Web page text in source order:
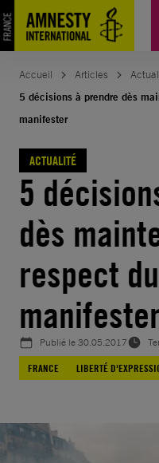
Aller
au
contenu
Accueil Articles
5 décisions à prendre dès
manifester
ACTUALITÉ
5
dès
respect
Publié le30.05.2017
FRANCE
LIBERTÉ